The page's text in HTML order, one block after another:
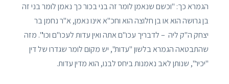
הגמרא כך: "וכשם שנאמן לומר זה בני בכור כך נאמן לומר בני זה
בן גרושה הוא או בן חלוצה הוא וחכ"א אינו נאמן, א"ר נחמן בר
יצחק ה"ק ליה – לדבריך עכו"ם אתה ואין עדות לעכו"ם וכו'". מזה
שהתבטאה הגמרא בלשון "עדות", יש מקום לומר שגדרו של דין
"יכיר", שנותן לאב נאמנות ביחס לבנו, הוא מדין עדות.